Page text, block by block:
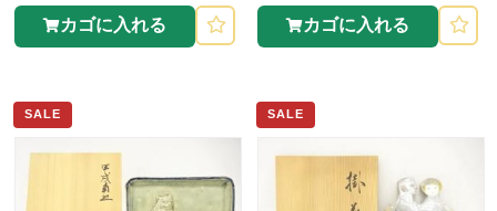
カゴに入れる カゴに入れる
SALE SALE